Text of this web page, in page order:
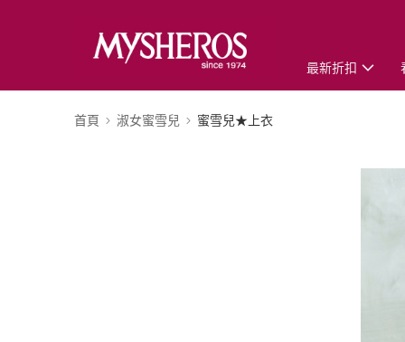
最新折扣
首頁 淑女蜜雪兒 蜜雪兒★上衣